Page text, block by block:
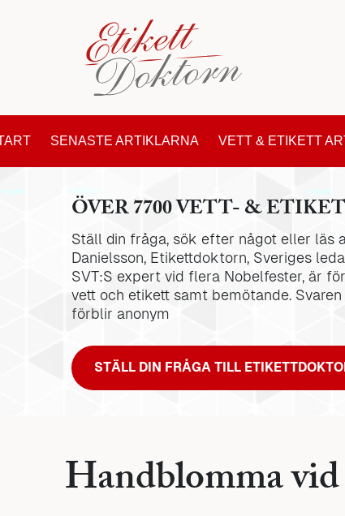
SENASTE ARTIKLARNA VETT & ETIKETT
ÖVER 7700 VETT- &
Ställ din fråga, sök efter något eller läs
Danielsson, Etikettdoktorn, Sveriges
SVT:S expert vid flera Nobelfester, är
vett och etikett samt bemötande.
förblir anonym
STÄLL DIN FRÅGA TILL
Handblomma